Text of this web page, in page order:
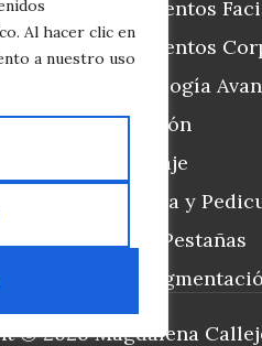
Al hacer clic en
a nuestro uso
Tratamientos
Tratamientos
Aparatología
Depilación
Maquillaje
Manicura y
Cejas y Pestañas
© 2026 Magdalena